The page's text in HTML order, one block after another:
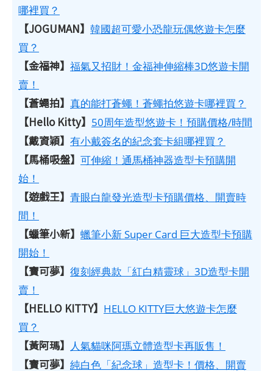
哪裡買？
【JOGUMAN】 韓國超可愛小恐龍玩偶悠遊卡怎麼
買？
【金福神】 福氣又招財！金福神伸縮棒3D悠遊卡開
賣！
【蒼蠅拍】 真的能打蒼蠅！蒼蠅拍悠遊卡哪裡買？
【Hello Kitty】 50周年造型悠遊卡！預購價格/時間
【戴資穎】 有小戴簽名的紀念套卡組哪裡買？
【馬桶吸盤】 可伸縮！通馬桶神器造型卡預購開
始！
【遊戲王】 青眼白龍發光造型卡預購價格、開賣時
間！
【蠟筆小新】 蠟筆小新 Super Card 巨大造型卡預購
開始！
【寶可夢】 復刻經典款「紅白精靈球」3D造型卡開
賣！
【HELLO KITTY】 HELLO KITTY巨大悠遊卡怎麼
買？
【黃阿瑪】 人氣貓咪阿瑪立體造型卡再販售！
【寶可夢】 純白色「紀念球」造型卡！價格、開賣